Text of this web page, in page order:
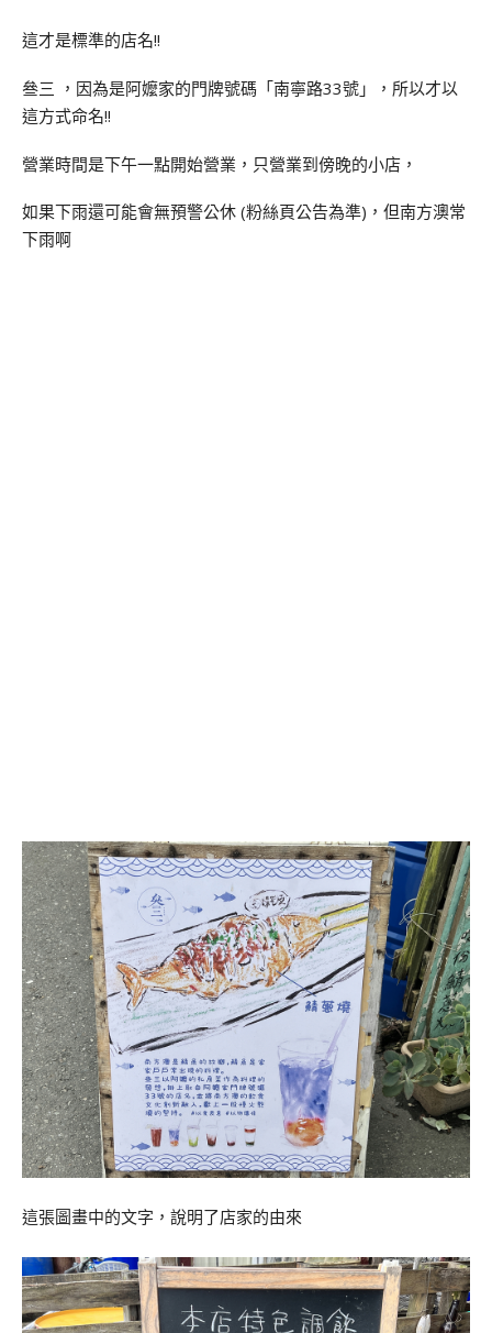
這才是標準的店名!!
叄三 ，因為是阿嬤家的門牌號碼「南寧路33號」，所以才以
這方式命名!!
營業時間是下午一點開始營業，只營業到傍晚的小店，
如果下雨還可能會無預警公休 (粉絲頁公告為準)，但南方澳常
下雨啊
這張圖畫中的文字，說明了店家的由來